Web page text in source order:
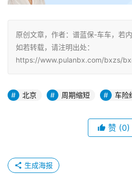
原创文章，作者：谱蓝保-车车，若
如若转载，请注明出处：
https://www.pulanbx.com/bxzs/
北京 周期缩短 车险
赞 (0)
生成海报